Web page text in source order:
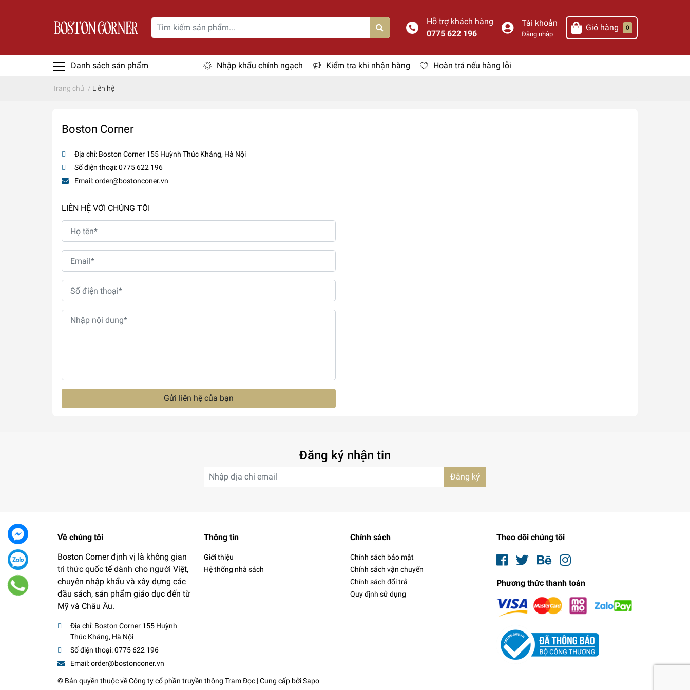
Hỗ trợ khách hàng
0775 622 196
Tài khoản
Đăng nhập
Giỏ hàng 0
Danh sách sản phẩm Nhập khẩu chính ngạch Kiểm tra khi nhận hàng Hoàn trả nếu hàng lỗi
Trang chủ / Liên hệ
Boston Corner
Địa chỉ: Boston Corner 155 Huỳnh Thúc Kháng, Hà Nội
Số điện thoại:0775 622 196
Email:order@bostonconer.vn
LIÊN HỆ VỚI CHÚNG TÔI
Gửi liên hệ của bạn
Đăng ký nhận tin
Đăng ký
Về chúng tôi
Boston Corner định vị là không gian
tri thức quốc tế dành cho người Việt,
chuyên nhập khẩu và xây dựng các
đầu sách, sản phẩm giáo dục đến từ
Mỹ và Châu Âu.
Địa chỉ: Boston Corner 155 Huỳnh
Thúc Kháng, Hà Nội
Số điện thoại:0775 622 196
Email:order@bostonconer.vn
Thông tin
Giới thiệu
Hệ thống nhà sách
Chính sách
Chính sách bảo mật
Chính sách vận chuyển
Chính sách đổi trả
Quy định sử dụng
Theo dõi chúng tôi
Phương thức thanh toán
© Bản quyền thuộc vềCông ty cổ phần truyền thông Trạm Đọc | Cung cấp bởiSapo